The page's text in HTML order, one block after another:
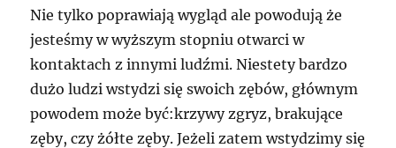
Nie tylko poprawiają wygląd ale powodują że
jesteśmy w wyższym stopniu otwarci w
kontaktach z innymi ludźmi. Niestety bardzo
dużo ludzi wstydzi się swoich zębów, głównym
powodem może być:krzywy zgryz, brakujące
zęby, czy żółte zęby. Jeżeli zatem wstydzimy się